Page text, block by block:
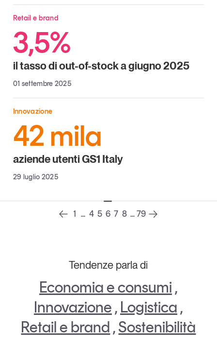
Un anno di
Leggi il magazine
Tendenze è il magazine di GS1 Italy che racconta in
modo indipendente il cambiamento e le sfide del largo
Retail e brand
3,5%
il tasso di out-of-stock a giugno 2025
01 settembre 2025
Innovazione
42 mila
aziende utenti GS1 Italy
29 luglio 2025
1 ... 4 5 6 7 8 ... 79
Tendenze parla di
Economia e consumi ,
Innovazione , Logistica ,
Retail e brand ,Sostenibilità